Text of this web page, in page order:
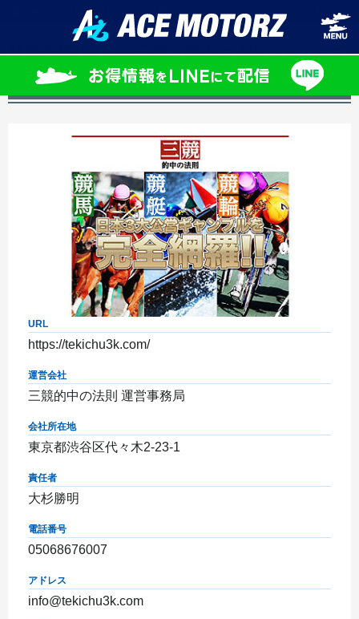
競艇予想サイト「三競～的中の法則～」の口コミ・評判は？
競艇予想サイト「三競～的中の法則～」の口コ
ミ・評判は？
URL
https://tekichu3k.com/
運営会社
三競的中の法則 運営事務局
会社所在地
東京都渋谷区代々木2-23-1
責任者
大杉勝明
電話番号
05068676007
アドレス
info@tekichu3k.com